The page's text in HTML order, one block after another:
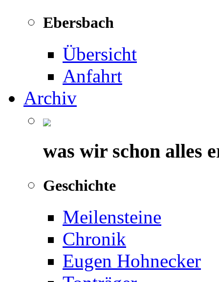
Ebersbach
Übersicht
Anfahrt
Archiv
was wir schon alles
Geschichte
Meilensteine
Chronik
Eugen Hohnecker